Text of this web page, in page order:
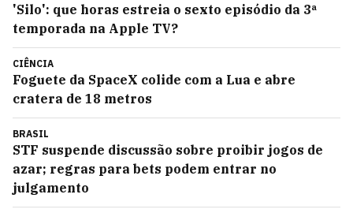
'Silo': que horas estreia o sexto episódio da 3ª
temporada na Apple TV?
CIÊNCIA
Foguete da SpaceX colide com a Lua e abre
cratera de 18 metros
BRASIL
STF suspende discussão sobre proibir jogos de
azar; regras para bets podem entrar no
julgamento